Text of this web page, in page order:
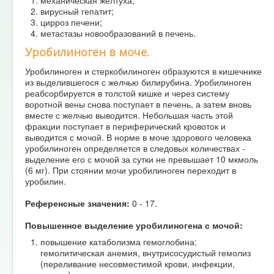
вирусный гепатит;
цирроз печени;
метастазы новообразований в печень.
Уробилиноген в моче.
Уробилиноген и стеркобилиноген образуются в кишечнике
из выделившегося с желчью билирубина. Уробилиноген
реабсорбируется в толстой кишке и через систему
воротной вены снова поступает в печень, а затем вновь
вместе с желчью выводится. Небольшая часть этой
фракции поступает в периферический кровоток и
выводится с мочой. В норме в моче здорового человека
уробилиноген определяется в следовых количествах -
выделение его с мочой за сутки не превышает 10 мкмоль
(6 мг). При стоянии мочи уробилиноген переходит в
уробилин.
Референсные значения: 0 - 17.
Повышенное выделение уробилиногена с мочой:
повышение катаболизма гемоглобина:
гемолитическая анемия, внутрисосудистый гемолиз
(переливание несовместимой крови, инфекции,